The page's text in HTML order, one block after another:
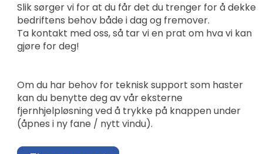
Slik sørger vi for at du får det du trenger for å dekke
bedriftens behov både i dag og fremover.
Ta kontakt med oss, så tar vi en prat om hva vi kan
gjøre for deg!
Om du har behov for teknisk support som haster
kan du benytte deg av vår eksterne
fjernhjelpløsning ved å trykke på knappen under
(åpnes i ny fane / nytt vindu).